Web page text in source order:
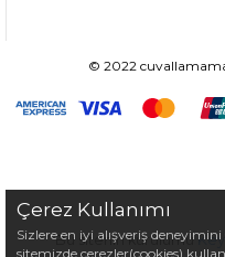
© 2022
Bu sitenin kurulumu
Çerez Kullanımı
Sizlere en iyi alışveriş
sitemizde çerezler(cookies)